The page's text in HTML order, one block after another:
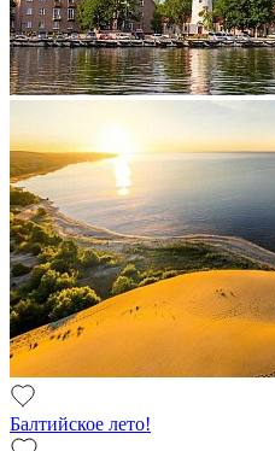
Балтийское лето!